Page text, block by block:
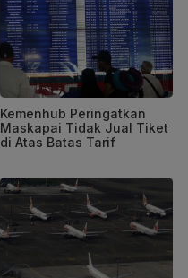
Kemenhub Peringatkan
Maskapai Tidak Jual Tiket
di Atas Batas Tarif